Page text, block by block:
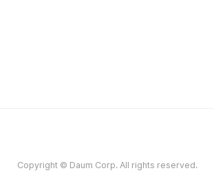
Copyright © Daum Corp. All rights reserved.